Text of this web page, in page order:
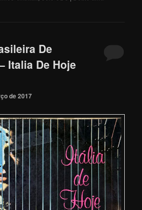
De
Italia De Hoje
de 2017